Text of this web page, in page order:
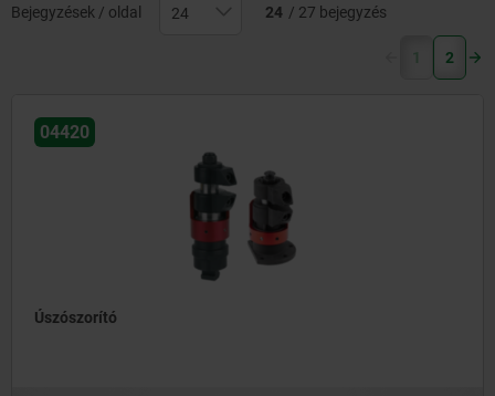
Bejegyzések / oldal 24 / 27 bejegyzés
1 (current)
2
04420
Úszószorító